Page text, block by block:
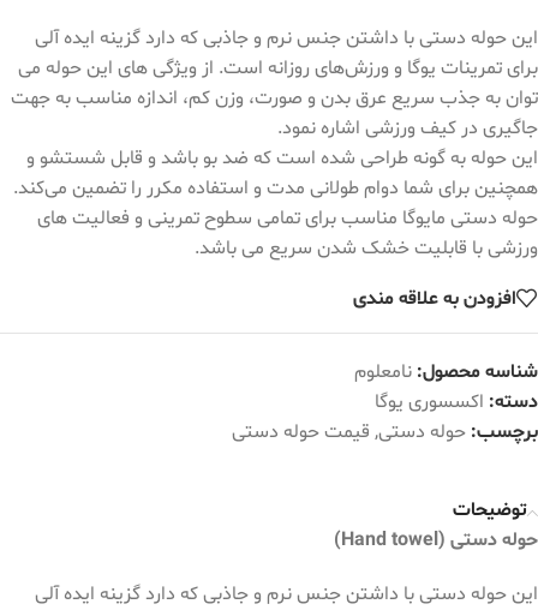
این حوله دستی با داشتن جنس نرم و جاذبی که دارد گزینه ایده‌ آلی
برای تمرینات یوگا و ورزش‌های روزانه است. از ویژگی های این حوله می
توان به‌ جذب سریع عرق بدن و صورت، وزن کم، اندازه مناسب به جهت
جاگیری در کیف ورزشی اشاره نمود.
این حوله به گونه طراحی شده است که ضد بو باشد و قابل شستشو و
همچنین برای شما دوام طولانی‌ مدت و استفاده مکرر را تضمین می‌کند.
حوله دستی مایوگا مناسب برای تمامی سطوح تمرینی و فعالیت‌ های
ورزشی با قابلیت خشک شدن سریع می باشد.
افزودن به علاقه مندی
شناسه محصول: نامعلوم
دسته: اکسسوری یوگا
برچسب: حوله دستی, قیمت حوله دستی
توضیحات
حوله دستی (Hand towel)
این حوله دستی با داشتن جنس نرم و جاذبی که دارد گزینه ایده‌ آلی